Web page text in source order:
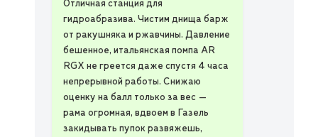
Отличная станция для
гидроабразива. Чистим днища барж
от ракушняка и ржавчины. Давление
бешенное, итальянская помпа AR
RGX не греется даже спустя 4 часа
непрерывной работы. Снижаю
оценку на балл только за вес —
рама огромная, вдвоем в Газель
закидывать пупок развяжешь,